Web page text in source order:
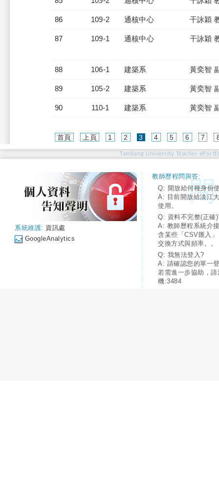
86 109-2 通核中心 干詠穎
87 109-1 通核中心 干詠穎
88 106-1 建築系 黃奕智
89 105-2 建築系 黃奕智
90 110-1 建築系 黃奕智
首頁 上頁 1 2 3 (current)
4 5 6 7
Tamkang University Teacher
系統維護: 資訊處
GoogleAnalytics
教師歷程問與答:
Q: 開放給何種身份
A: 目前開放給淡江
使用。
Q: 資料不完整(正確
A: 教師歷程系統介
含某些「CSV匯入
交換方式與頻率。。
Q: 我無法登入?
A: 請確認您的單一
若需進一步協助，
機:3484